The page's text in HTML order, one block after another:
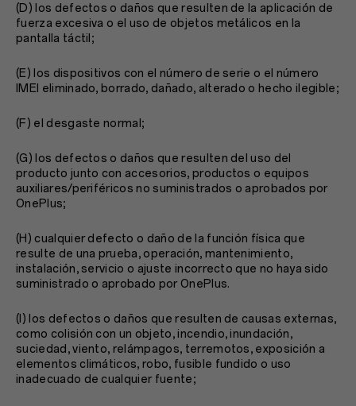
(D) los defectos o daños que resulten de la aplicación de
fuerza excesiva o el uso de objetos metálicos en la
pantalla táctil;
(E) los dispositivos con el número de serie o el número
IMEI eliminado, borrado, dañado, alterado o hecho ilegible;
(F) el desgaste normal;
(G) los defectos o daños que resulten del uso del
producto junto con accesorios, productos o equipos
auxiliares/periféricos no suministrados o aprobados por
OnePlus;
(H) cualquier defecto o daño de la función física que
resulte de una prueba, operación, mantenimiento,
instalación, servicio o ajuste incorrecto que no haya sido
suministrado o aprobado por OnePlus.
(I) los defectos o daños que resulten de causas externas,
como colisión con un objeto, incendio, inundación,
suciedad, viento, relámpagos, terremotos, exposición a
elementos climáticos, robo, fusible fundido o uso
inadecuado de cualquier fuente;